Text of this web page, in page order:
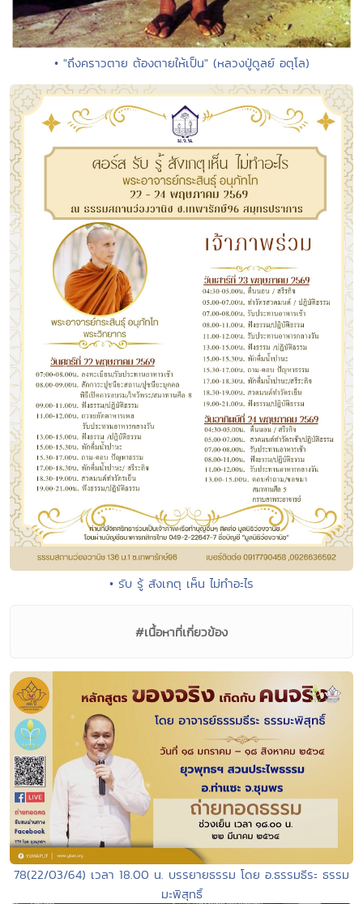
• "ถึงคราวตาย ต้องตายให้เป็น" (หลวงปู่ดูลย์ อตุโล)
• รับ รู้ สังเกตุ เห็น ไม่ทำอะไร
#เนื้อหาที่เกี่ยวข้อง
78(22/03/64) เวลา 18.00 น. บรรยายธรรม โดย อ.ธรรมธีระ ธรรม
มะพิสุทธิ์